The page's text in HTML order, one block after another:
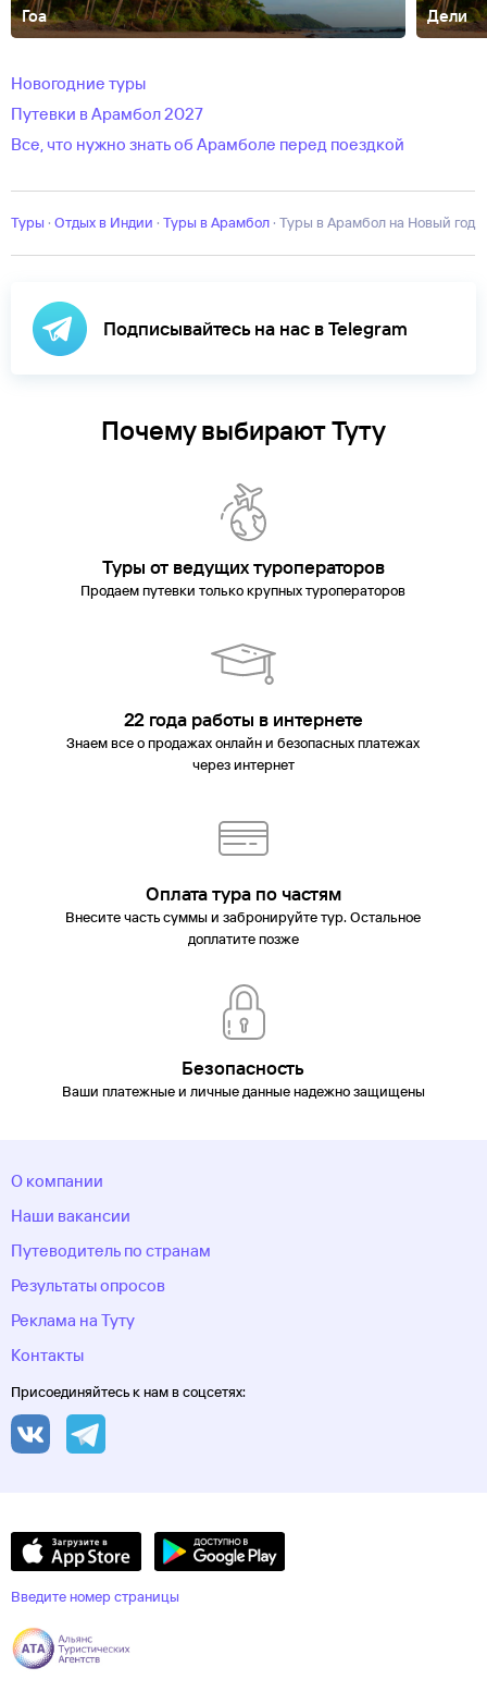
Гоа Дели
Новогодние туры
Путевки в Арамбол 2027
Все, что нужно знать об Арамболе перед поездкой
Туры · Отдых в Индии · Туры в Арамбол · Туры в Арамбол на Новый год
Подписывайтесь на нас в Telegram
Почему выбирают Туту
Туры от ведущих туроператоров
Продаем путевки только крупных туроператоров
22 года работы в интернете
Знаем все о продажах онлайн и безопасных платежах
через интернет
Оплата тура по частям
Внесите часть суммы и забронируйте тур. Остальное
доплатите позже
Безопасность
Ваши платежные и личные данные надежно защищены
О компании
Наши вакансии
Путеводитель по странам
Результаты опросов
Реклама на Туту
Контакты
Присоединяйтесь к нам в соцсетях:
Введите номер страницы